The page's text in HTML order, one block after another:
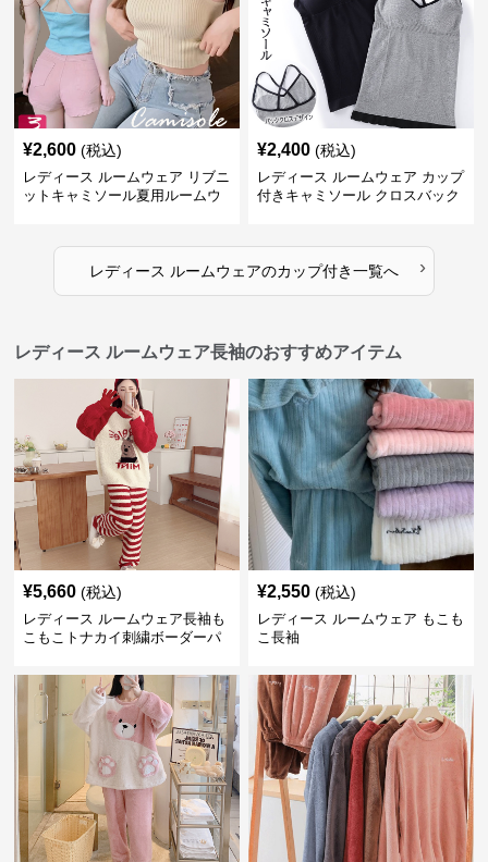
¥2,600 (税込)
レディース ルームウェア リブニ
ットキャミソール夏用ルームウ
¥2,400 (税込)
レディース ルームウェア カップ
付きキャミソール クロスバック
レディース ルームウェアのカップ付き一覧へ ›
レディース ルームウェア長袖のおすすめアイテム
¥5,660 (税込)
レディース ルームウェア長袖も
こもこトナカイ刺繍ボーダーパ
¥2,550 (税込)
レディース ルームウェア もこも
こ長袖